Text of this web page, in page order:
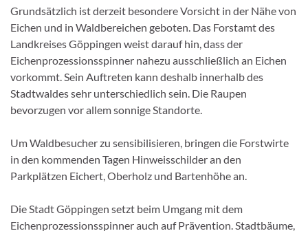
Grundsätzlich ist derzeit besondere Vorsicht in der Nähe von
Eichen und in Waldbereichen geboten. Das Forstamt des
Landkreises Göppingen weist darauf hin, dass der
Eichenprozessionsspinner nahezu ausschließlich an Eichen
vorkommt. Sein Auftreten kann deshalb innerhalb des
Stadtwaldes sehr unterschiedlich sein. Die Raupen
bevorzugen vor allem sonnige Standorte.
Um Waldbesucher zu sensibilisieren, bringen die Forstwirte
in den kommenden Tagen Hinweisschilder an den
Parkplätzen Eichert, Oberholz und Bartenhöhe an.
Die Stadt Göppingen setzt beim Umgang mit dem
Eichenprozessionsspinner auch auf Prävention. Stadtbäume,